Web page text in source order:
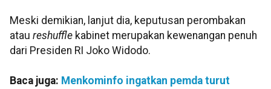
Meski demikian, lanjut dia, keputusan perombakan
atau reshuffle kabinet merupakan kewenangan penuh
dari Presiden RI Joko Widodo.
Baca juga: Menkominfo ingatkan pemda turut